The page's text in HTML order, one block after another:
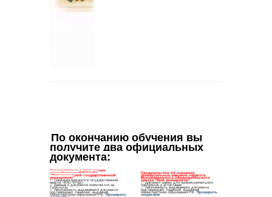
По окончанию обучения вы
получите два официальных
документа: